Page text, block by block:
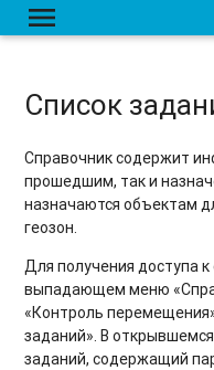
menu
Список
Справочник содержит
прошедшим, так и
назначаются объектам
геозон.
Для получения доступа
выпадающем меню
«Контроль
заданий». В
заданий, содержащий